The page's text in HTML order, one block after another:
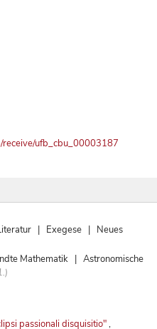
receive/ufb_cbu_00003187
| Exegese | Neues
Mathematik | Astronomische
passionali disquisitio",